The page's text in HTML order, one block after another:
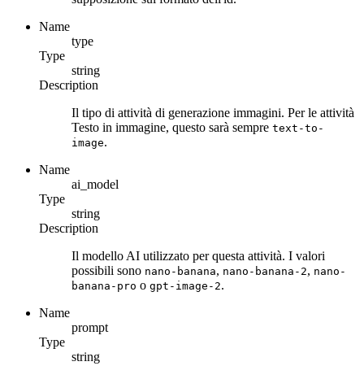
Name
type
Type
string
Description
Il tipo di attività di generazione immagini. Per le attività
Testo in immagine, questo sarà sempre text-to-
image.
Name
ai_model
Type
string
Description
Il modello AI utilizzato per questa attività. I valori
possibili sono nano-banana, nano-banana-2, nano-
banana-pro o gpt-image-2.
Name
prompt
Type
string